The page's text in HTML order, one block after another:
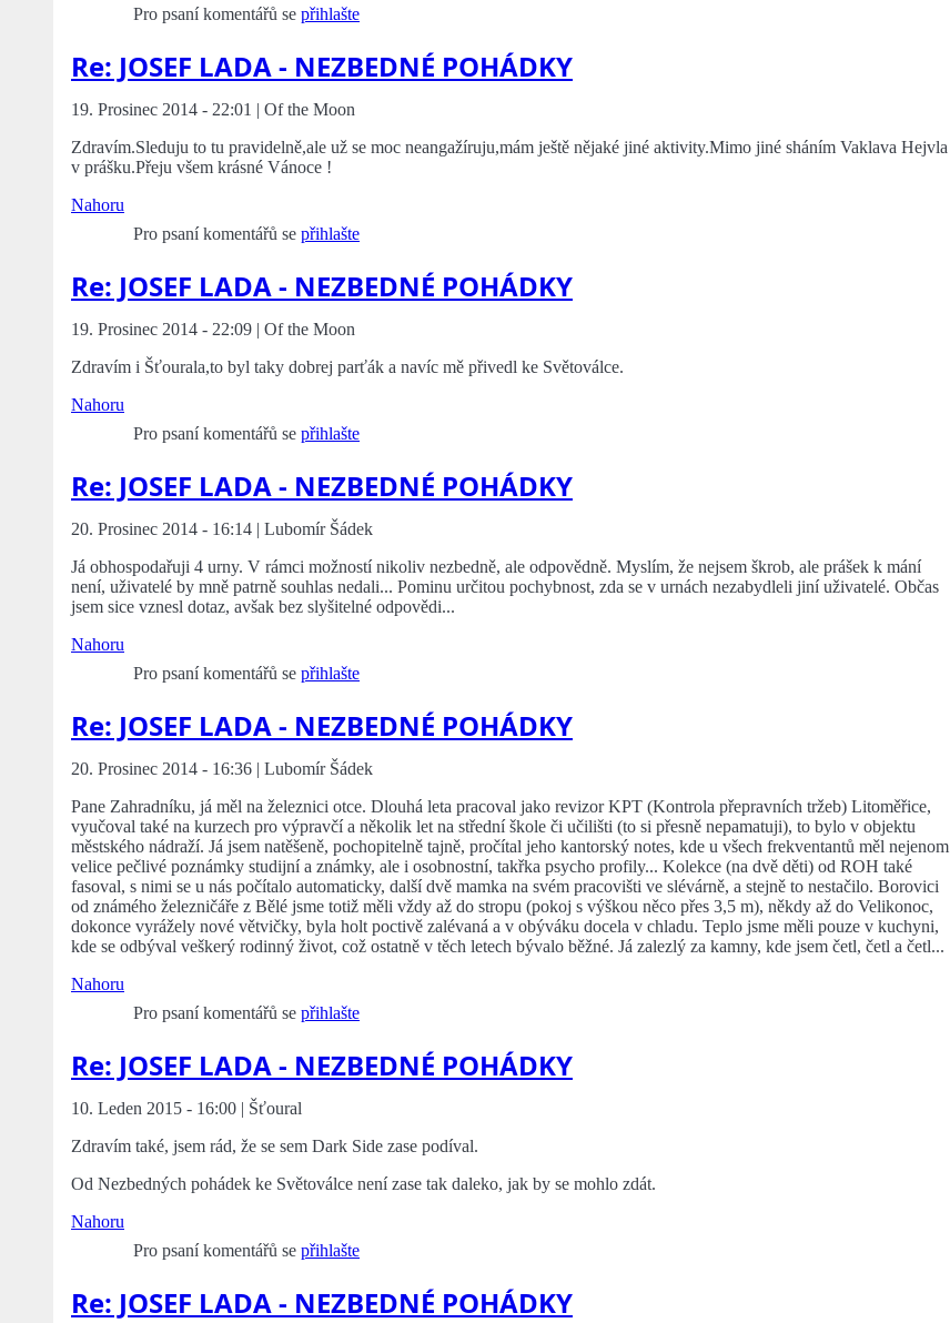
Pro psaní komentářů se přihlašte
Re: JOSEF LADA - NEZBEDNÉ POHÁDKY
19. Prosinec 2014 - 22:01 | Of the Moon
Zdravím.Sleduju to tu pravidelně,ale už se moc neangažíruju,mám ještě nějaké jiné aktivity.Mimo jiné sháním Vaklava Hejvla
v prášku.Přeju všem krásné Vánoce !
Nahoru
Pro psaní komentářů se přihlašte
Re: JOSEF LADA - NEZBEDNÉ POHÁDKY
19. Prosinec 2014 - 22:09 | Of the Moon
Zdravím i Šťourala,to byl taky dobrej parťák a navíc mě přivedl ke Světoválce.
Nahoru
Pro psaní komentářů se přihlašte
Re: JOSEF LADA - NEZBEDNÉ POHÁDKY
20. Prosinec 2014 - 16:14 | Lubomír Šádek
Já obhospodařuji 4 urny. V rámci možností nikoliv nezbedně, ale odpovědně. Myslím, že nejsem škrob, ale prášek k mání
není, uživatelé by mně patrně souhlas nedali... Pominu určitou pochybnost, zda se v urnách nezabydleli jiní uživatelé. Občas
jsem sice vznesl dotaz, avšak bez slyšitelné odpovědi...
Nahoru
Pro psaní komentářů se přihlašte
Re: JOSEF LADA - NEZBEDNÉ POHÁDKY
20. Prosinec 2014 - 16:36 | Lubomír Šádek
Pane Zahradníku, já měl na železnici otce. Dlouhá leta pracoval jako revizor KPT (Kontrola přepravních tržeb) Litoměřice,
vyučoval také na kurzech pro výpravčí a několik let na střední škole či učilišti (to si přesně nepamatuji), to bylo v objektu
městského nádraží. Já jsem natěšeně, pochopitelně tajně, pročítal jeho kantorský notes, kde u všech frekventantů měl nejenom
velice pečlivé poznámky studijní a známky, ale i osobnostní, takřka psycho profily... Kolekce (na dvě děti) od ROH také
fasoval, s nimi se u nás počítalo automaticky, další dvě mamka na svém pracovišti ve slévárně, a stejně to nestačilo. Borovici
od známého železničáře z Bělé jsme totiž měli vždy až do stropu (pokoj s výškou něco přes 3,5 m), někdy až do Velikonoc,
dokonce vyrážely nové větvičky, byla holt poctivě zalévaná a v obýváku docela v chladu. Teplo jsme měli pouze v kuchyni,
kde se odbýval veškerý rodinný život, což ostatně v těch letech bývalo běžné. Já zalezlý za kamny, kde jsem četl, četl a četl...
Nahoru
Pro psaní komentářů se přihlašte
Re: JOSEF LADA - NEZBEDNÉ POHÁDKY
10. Leden 2015 - 16:00 | Šťoural
Zdravím také, jsem rád, že se sem Dark Side zase podíval.
Od Nezbedných pohádek ke Světoválce není zase tak daleko, jak by se mohlo zdát.
Nahoru
Pro psaní komentářů se přihlašte
Re: JOSEF LADA - NEZBEDNÉ POHÁDKY